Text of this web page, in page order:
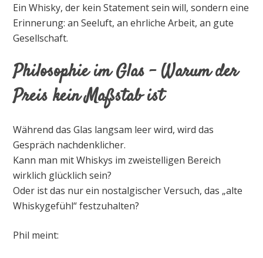
Ein Whisky, der kein Statement sein will, sondern eine
Erinnerung: an Seeluft, an ehrliche Arbeit, an gute
Gesellschaft.
Philosophie im Glas – Warum der
Preis kein Maßstab ist
Während das Glas langsam leer wird, wird das
Gespräch nachdenklicher.
Kann man mit Whiskys im zweistelligen Bereich
wirklich glücklich sein?
Oder ist das nur ein nostalgischer Versuch, das „alte
Whiskygefühl“ festzuhalten?
Phil meint: